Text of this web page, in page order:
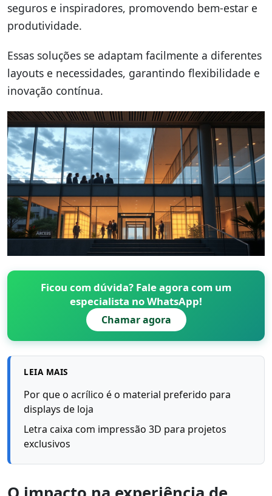
seguros e inspiradores, promovendo bem-estar e
produtividade.
Essas soluções se adaptam facilmente a diferentes
layouts e necessidades, garantindo flexibilidade e
inovação contínua.
Ficou com dúvida? Fale agora com um
especialista no WhatsApp!
Chamar agora
LEIA MAIS
Por que o acrílico é o material preferido para
displays de loja
Letra caixa com impressão 3D para projetos
exclusivos